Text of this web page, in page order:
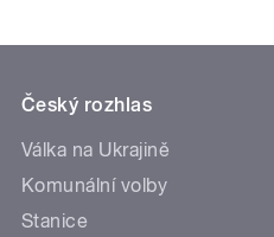
Český rozhlas
Válka na Ukrajině
Komunální volby
Stanice